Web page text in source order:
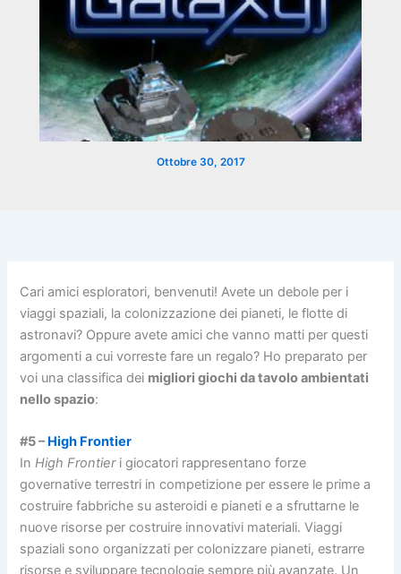
Ottobre 30, 2017
Cari amici esploratori, benvenuti! Avete un debole per i
viaggi spaziali, la colonizzazione dei pianeti, le flotte di
astronavi? Oppure avete amici che vanno matti per questi
argomenti a cui vorreste fare un regalo? Ho preparato per
voi una classifica dei migliori giochi da tavolo ambientati
nello spazio:
#5 –High Frontier
InHigh Frontieri giocatori rappresentano forze
governative terrestri in competizione per essere le prime a
costruire fabbriche su asteroidi e pianeti e a sfruttarne le
nuove risorse per costruire innovativi materiali. Viaggi
spaziali sono organizzati per colonizzare pianeti, estrarre